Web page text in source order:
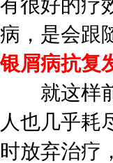
有很好的疗
病，是会跟
银屑病抗复
就这样前
人也几乎耗
时放弃治疗